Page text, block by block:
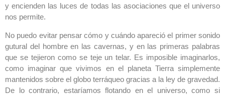
y encienden las luces de todas las asociaciones que el universo
nos permite.
No puedo evitar pensar cómo y cuándo apareció el primer sonido
gutural del hombre en las cavernas, y en las primeras palabras
que se tejieron como se teje un telar. Es imposible imaginarlos,
como imaginar que vivimos en el planeta Tierra simplemente
mantenidos sobre el globo terráqueo gracias a la ley de gravedad.
De lo contrario, estaríamos flotando en el universo, como si